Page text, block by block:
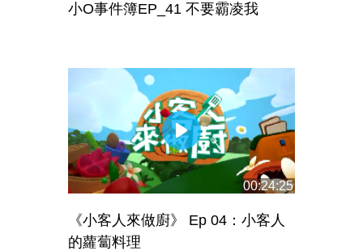
小O事件簿EP_41 不要霸凌我
00:24:25
《小客人來做廚》 Ep 04：小客人
的蘿蔔料理